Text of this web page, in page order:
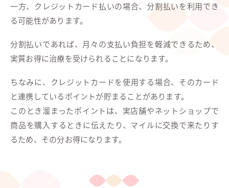
一方、クレジットカード払いの場合、分割払いを利用でき
る可能性があります。
分割払いであれば、月々の支払い負担を軽減できるため、
実質お得に治療を受けられることになります。
ちなみに、クレジットカードを使用する場合、そのカード
と連携しているポイントが貯まることがあります。
このとき溜まったポイントは、実店舗やネットショップで
商品を購入するときに伝えたり、マイルに交換で来たりす
るため、その分お得になります。